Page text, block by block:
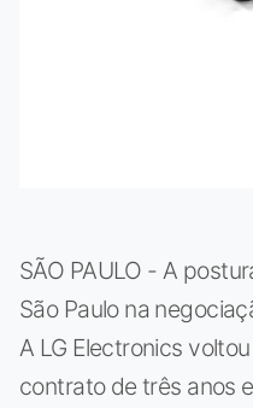
SÃO PAULO - A
São Paulo na
A LG Electronics
contrato de três anos